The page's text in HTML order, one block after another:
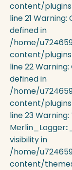
content/
line 21
defined in
/home/
content/
line 22
defined in
/home/
content/
line 23
visibility in
/home/
content/